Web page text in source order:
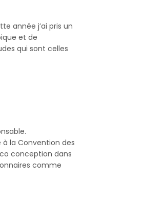
année j’ai pris un
et de
qui sont celles
à la Convention des
conception dans
comme